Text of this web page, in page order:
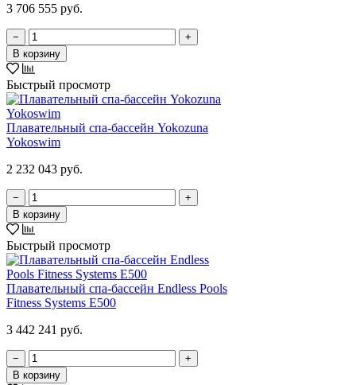
3 706 555 руб.
−
+
В корзину
Быстрый просмотр
Плавательный спа-бассейн Yokozuna
Yokoswim
2 232 043 руб.
−
+
В корзину
Быстрый просмотр
Плавательный спа-бассейн Endless Pools
Fitness Systems E500
3 442 241 руб.
−
+
В корзину